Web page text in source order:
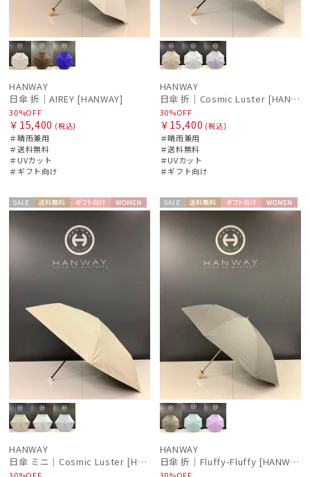
ブランド
DAKS
ダックス
estaa
フルラ
Fuwacool®
フワクール®
Gracy
HANWAY
ハンウェイ
LANVIN COLLECTION
ランバン コレクション
LANVIN en Bleu
ランバン オン ブルー
マス
HANWAY
日傘 折｜AIREY [HANWAY]
30%OFF
￥15,400 (税込)
＃晴雨兼用
＃送料無料
＃UVカット
＃ギフト向け
HANWAY
日傘 折｜Cosmic Luster [HANWAY]
30%OFF
￥15,400 (税込)
＃晴雨兼用
＃送料無料
＃UVカット
＃ギフト向け
セー
ル
送料無 ギフト
向け
WOME
HANWAY
日傘 ミニ｜Cosmic Luster [HANWAY]
30%OFF
セー
ル
送料無 ギフト
向け
WOME
HANWAY
日傘 折｜Fluffy-Fluffy [HANWAY]
30%OFF